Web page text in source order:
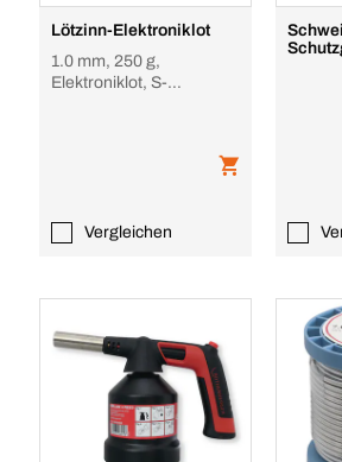
Lötzinn-Elektroniklot
1.0 mm, 250 g,
Elektroniklot, S-
Vergleichen